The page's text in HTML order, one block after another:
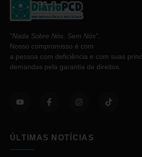
“Nada Sobre Nós. Sem Nós”
Nosso compromisso é com
a pessoa com deficiência e com suas
demandas pela garantia de direitos.
ÚLTIMAS NOTÍCIAS